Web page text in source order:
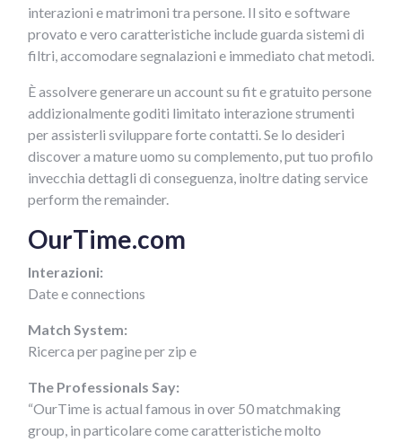
interazioni e matrimoni tra persone. Il sito e software
provato e vero caratteristiche include guarda sistemi di
filtri, accomodare segnalazioni e immediato chat metodi.
È assolvere generare un account su fit e gratuito persone
addizionalmente goditi limitato interazione strumenti
per assisterli sviluppare forte contatti. Se lo desideri
discover a mature uomo su complemento, put tuo profilo
invecchia dettagli di conseguenza, inoltre dating service
perform the remainder.
OurTime.com
Interazioni:
Date e connections
Match System:
Ricerca per pagine per zip e
The Professionals Say:
“OurTime is actual famous in over 50 matchmaking
group, in particolare come caratteristiche molto